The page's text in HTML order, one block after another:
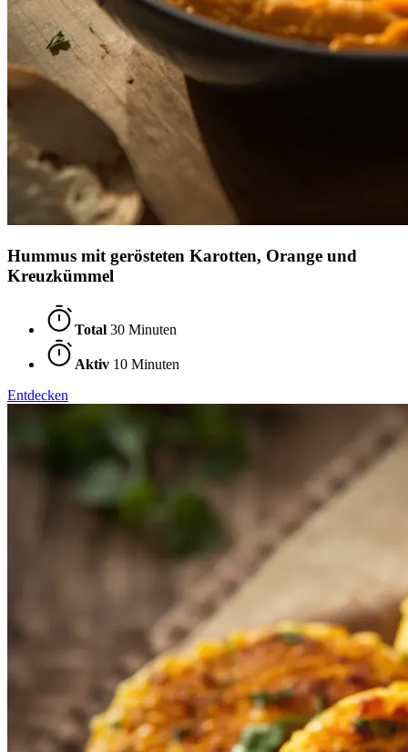
Hummus mit gerösteten Karotten, Orange und
Kreuzkümmel
Total 30 Minuten
Aktiv 10 Minuten
Entdecken